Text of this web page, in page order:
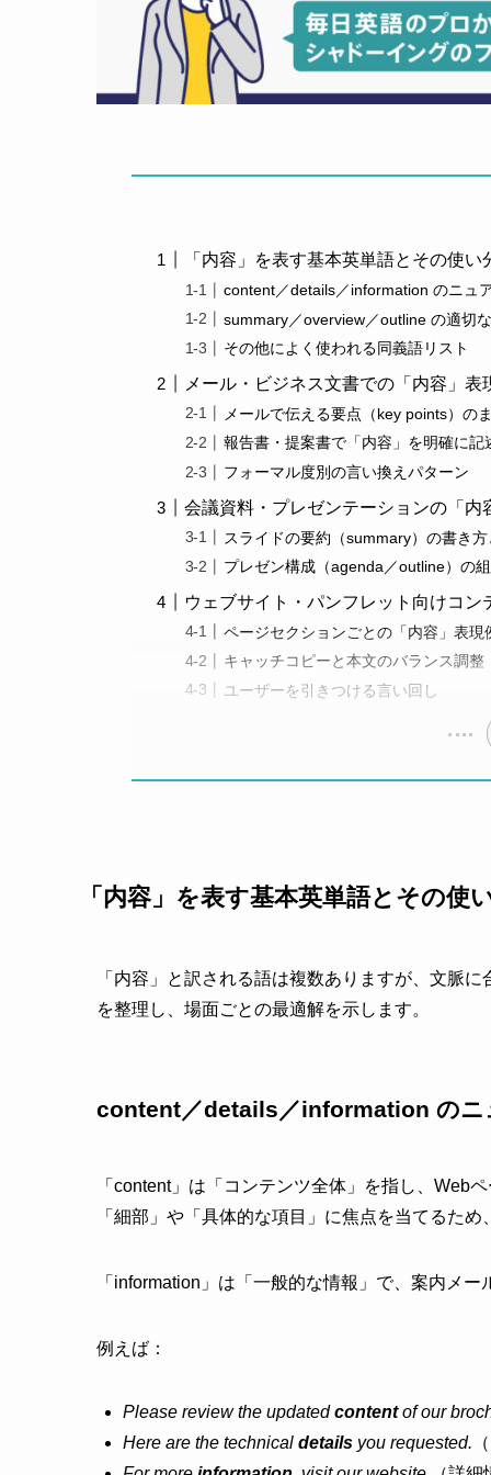
「内容」を表す基本英単語とその使い
content／details／information のニュ
summary／overview／outline の適切
その他によく使われる同義語リスト
メール・ビジネス文書での「内容」表
メールで伝える要点（key points）の
報告書・提案書で「内容」を明確に記
フォーマル度別の言い換えパターン
会議資料・プレゼンテーションの「内
スライドの要約（summary）の書き
プレゼン構成（agenda／outline）の
ウェブサイト・パンフレット向けコン
ページセクションごとの「内容」表現
キャッチコピーと本文のバランス調整
ユーザーを引きつける言い回し
「内容」を表す基本英単語とその使
「内容」と訳される語は複数ありますが、文脈
を整理し、場面ごとの最適解を示します。
content／details／information のニ
「content」は「コンテンツ全体」を指し、Web
「細部」や「具体的な項目」に焦点を当てるた
「information」は「一般的な情報」で、案内メ
例えば：
Please review the updatedcontentof our
Here are the technical details you requested.